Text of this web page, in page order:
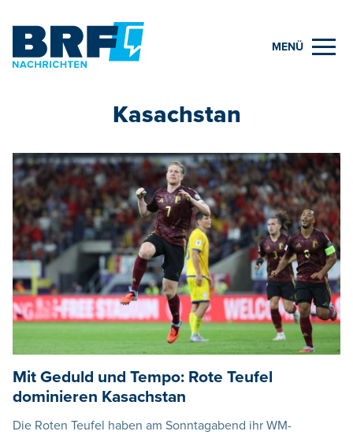
MENÜ
Kasachstan
Mit Geduld und Tempo: Rote Teufel
dominieren Kasachstan
Die Roten Teufel haben am Sonntagabend ihr WM-